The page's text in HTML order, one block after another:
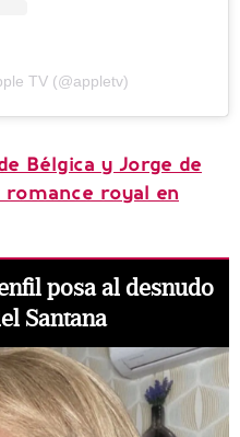
TV (@appletv)
Bélgica y Jorge de
romance royal en
posa al desnudo
Santana